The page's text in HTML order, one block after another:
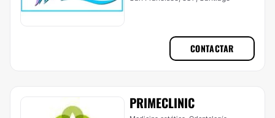
CONTACTAR
PRIMECLINIC